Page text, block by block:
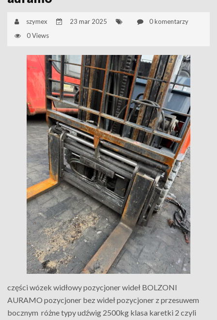
szymex 23 mar 2025
0 komentarzy
0 Views
części wózek widłowy pozycjoner wideł BOLZONI
AURAMO pozycjoner bez wideł pozycjoner z przesuwem
bocznym różne typy udźwig 2500kg klasa karetki 2 czyli